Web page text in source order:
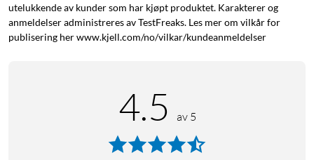
utelukkende av kunder som har kjøpt produktet. Karakterer og
anmeldelser administreres av TestFreaks. Les mer om vilkår for
publisering her www.kjell.com/no/vilkar/kundeanmeldelser
4.5 av 5